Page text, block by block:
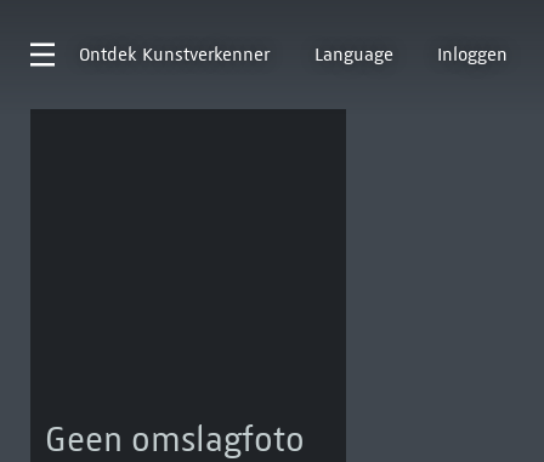
Ontdek Kunstverkenner Language Inloggen
Geen omslagfoto